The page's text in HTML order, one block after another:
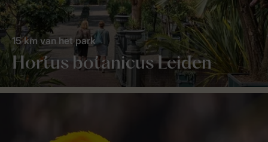
Hortus botanicus Leiden
15 km van het park